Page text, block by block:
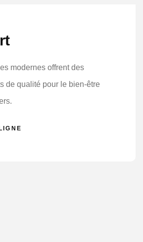
modernes offrent des
de qualité pour le bien-être